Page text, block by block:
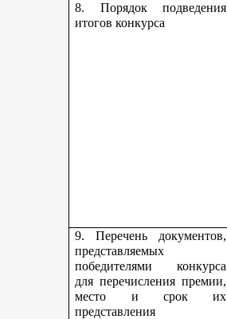
8. Порядок подведения
итогов конкурса
9. Перечень документов,
представляемых
победителями конкурса
для перечисления премии,
место и срок их
представления